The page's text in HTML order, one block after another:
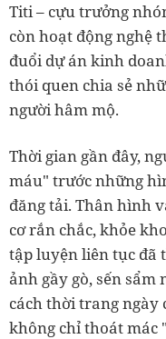
Titi – cựu trưởng
còn hoạt động nghệ
đuổi dự án kinh
thói quen chia sẻ
người hâm mộ.
Thời gian gần đây,
máu" trước những
đăng tải. Thân hình
cơ rắn chắc, khỏe
tập luyện liên tục đã
ảnh gầy gò, sến sẩm
cách thời trang ngày
không chỉ thoát mác